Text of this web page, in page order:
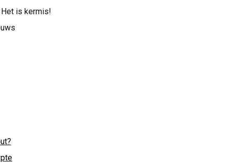
Het is kermis!